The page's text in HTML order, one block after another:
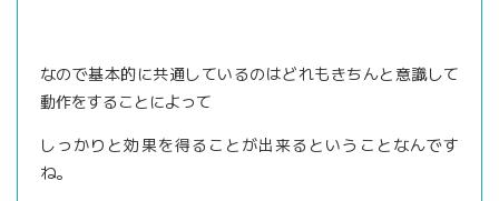
なので基本的に共通しているのはどれもきちんと意識して
動作をすることによって
しっかりと効果を得ることが出来るということなんです
ね。